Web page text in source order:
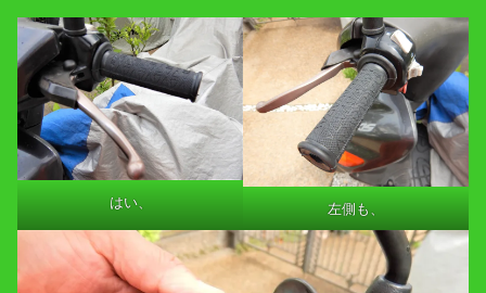
はい、 左側も、